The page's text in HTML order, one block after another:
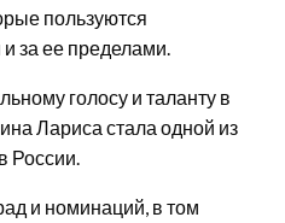
пользуются
за ее пределами.
голосу и таланту в
Лариса стала одной из
России.
и номинаций, в том